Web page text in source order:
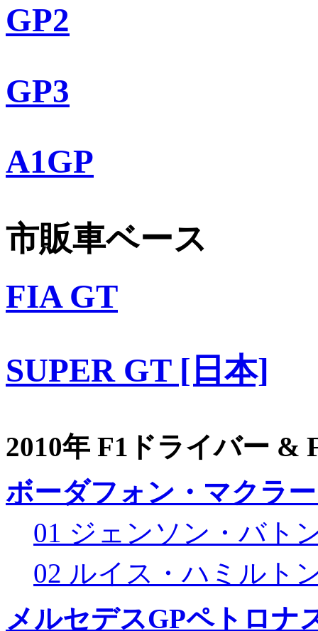
GP2
GP3
A1GP
市販車ベース
FIA GT
SUPER GT [日本]
2010年 F1ドライバー &
ボーダフォン・マクラ
01 ジェンソン・バト
02 ルイス・ハミルト
メルセデスGPペトロナ